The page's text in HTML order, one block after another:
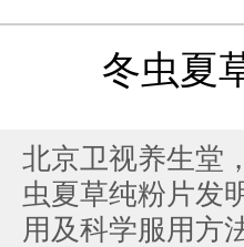
冬虫夏
北京卫视养生堂
虫夏草纯粉片发
用及科学服用方